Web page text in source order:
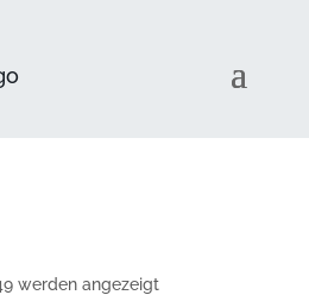
werden angezeigt